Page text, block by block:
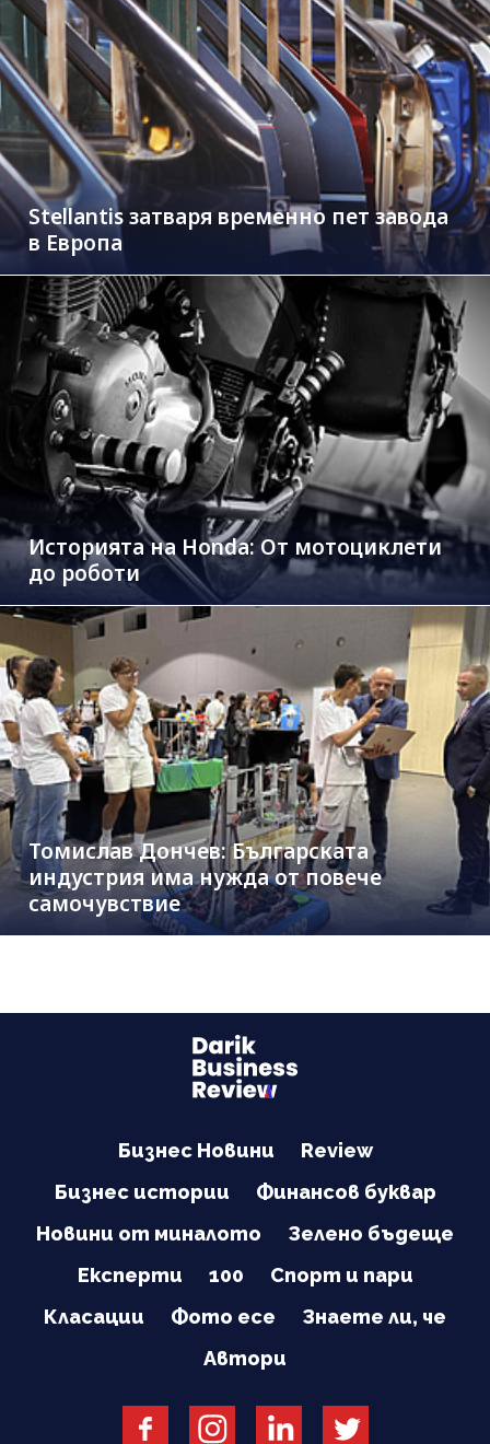
Stellantis затваря временно пет завода
в Европа
Историята на Honda: От мотоциклети
до роботи
Томислав Дончев: Българската
индустрия има нужда от повече
самочувствие
Бизнес Новини
Review
Бизнес истории
Финансов буквар
Новини от миналото
Зелено бъдеще
Експерти
100
Спорт и пари
Класации
Фото есе
Знаете ли, че
Автори